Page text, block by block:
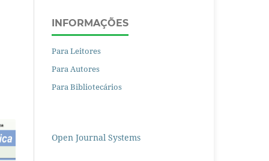
INFORMAÇÕES
Para Leitores
Para Autores
Para Bibliotecários
Open Journal Systems